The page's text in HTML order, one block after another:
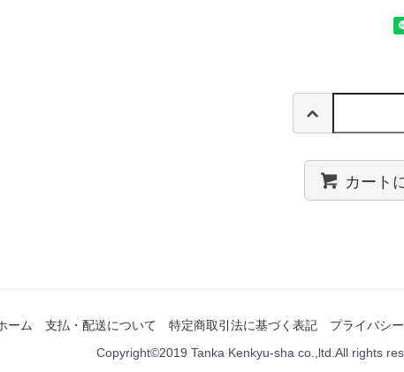
カート
ーム 支払・配送について 特定商取引法に基づく表記 プライバシ
Copyright©2019 Tanka Kenkyu-sha co.,ltd.All rights